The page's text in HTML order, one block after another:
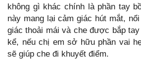
không gì khác chính là phần tay
này mang lại cảm giác hút mắt,
giác thoải mái và che được bắp
kể, nếu chị em sở hữu phần vai
sẽ giúp che đi khuyết điểm.